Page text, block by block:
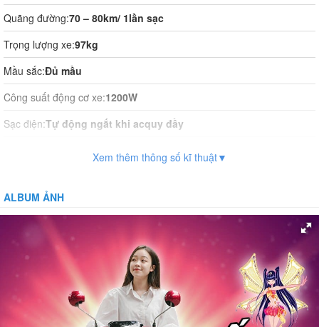
Quãng đường:70 – 80km/ 1lần sạc
Trọng lượng xe:97kg
Mầu sắc:Đủ mầu
Công suất động cơ xe:1200W
Sạc điện:Tự động ngắt khi acquy đầy
10-12h
Hệ thống phanh:
Giảm xóc:
Có
Bánh xe:
Không săm
Xem thêm thông số kĩ thuật▼
ALBUM ẢNH